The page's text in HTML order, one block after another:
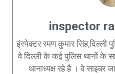
inspector
इंस्पेक्टर रमण कुमार सिंह,दिल्ली
वे दिल्ली के कई पुलिस थानों के
थानाध्यक्ष रहे है । वे